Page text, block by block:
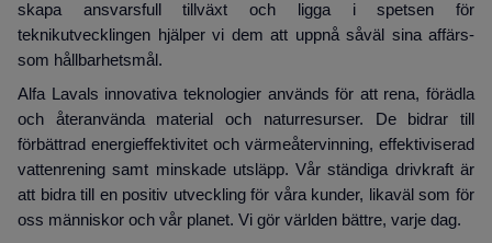
skapa ansvarsfull tillväxt och ligga i spetsen för
teknikutvecklingen hjälper vi dem att uppnå såväl sina affärs-
som hållbarhetsmål.
Alfa Lavals innovativa teknologier används för att rena, förädla
och återanvända material och naturresurser. De bidrar till
förbättrad energieffektivitet och värmeåtervinning, effektiviserad
vattenrening samt minskade utsläpp. Vår ständiga drivkraft är
att bidra till en positiv utveckling för våra kunder, likaväl som för
oss människor och vår planet. Vi gör världen bättre, varje dag.